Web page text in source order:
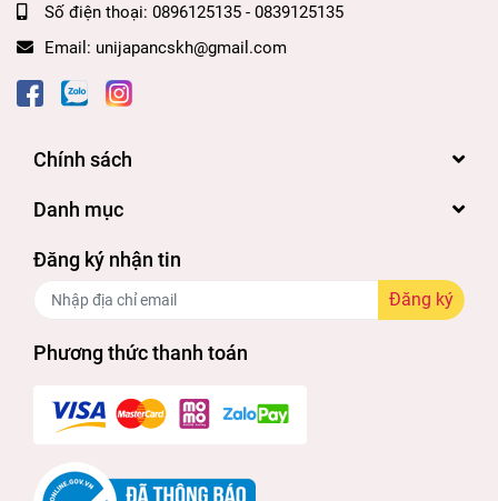
Số điện thoại: 0896125135 - 0839125135
Email: unijapancskh@gmail.com
Chính sách
Danh mục
Đăng ký nhận tin
Đăng ký
Phương thức thanh toán